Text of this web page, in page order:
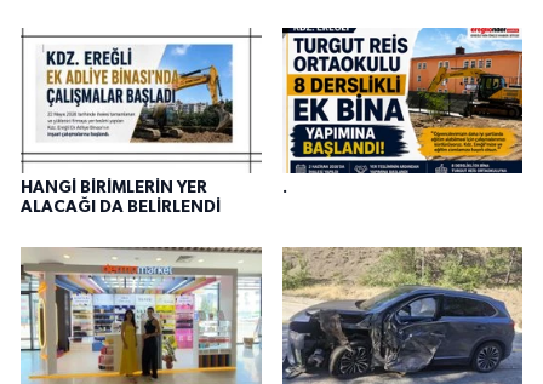
HANGİ BİRİMLERİN YER
ALACAĞI DA BELİRLENDİ
.